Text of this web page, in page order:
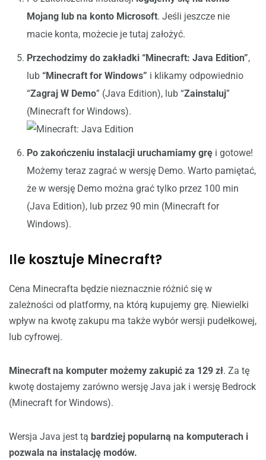
Mojang lub na konto Microsoft. Jeśli jeszcze nie
macie konta, możecie je tutaj założyć.
Przechodzimy do zakładki “Minecraft: Java Edition”,
lub “Minecraft for Windows” i klikamy odpowiednio
“Zagraj W Demo” (Java Edition), lub “Zainstaluj”
(Minecraft for Windows).
Po zakończeniu instalacji uruchamiamy grę i gotowe!
Możemy teraz zagrać w wersję Demo. Warto pamiętać,
że w wersję Demo można grać tylko przez 100 min
(Java Edition), lub przez 90 min (Minecraft for
Windows).
Ile kosztuje Minecraft?
Cena Minecrafta będzie nieznacznie różnić się w
zależności od platformy, na którą kupujemy grę. Niewielki
wpływ na kwotę zakupu ma także wybór wersji pudełkowej,
lub cyfrowej.
Minecraft na komputer możemy zakupić za 129 zł. Za tę
kwotę dostajemy zarówno wersję Java jak i wersję Bedrock
(Minecraft for Windows).
Wersja Java jest tą bardziej popularną na komputerach i
pozwala na instalację modów.